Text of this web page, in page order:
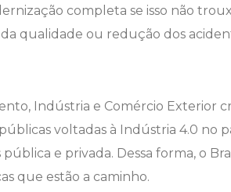
completa se isso não
qualidade ou redução dos
Indústria e Comércio Exterior
voltadas à Indústria 4.0 no
e privada. Dessa forma, o
que estão a caminho.